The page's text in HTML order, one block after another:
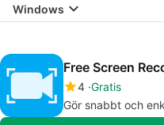
Windows
Free Screen
4 Gratis
Gör snabbt och